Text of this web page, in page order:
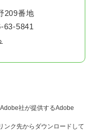
209番地
63-5841
社が提供するAdobe
ンク先からダウンロードして